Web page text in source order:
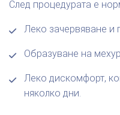
След процедурата е
Леко зачервяване и
Образуване на
Леко дискомфорт,
няколко дни.